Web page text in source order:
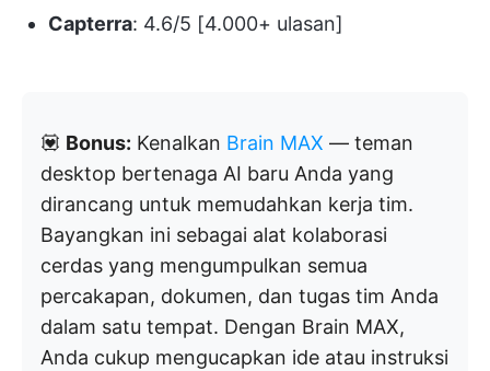
Capterra: 4.6/5 [4.000+ ulasan]
💟 Bonus: Kenalkan Brain MAX — teman
desktop bertenaga AI baru Anda yang
dirancang untuk memudahkan kerja tim.
Bayangkan ini sebagai alat kolaborasi
cerdas yang mengumpulkan semua
percakapan, dokumen, dan tugas tim Anda
dalam satu tempat. Dengan Brain MAX,
Anda cukup mengucapkan ide atau instruksi